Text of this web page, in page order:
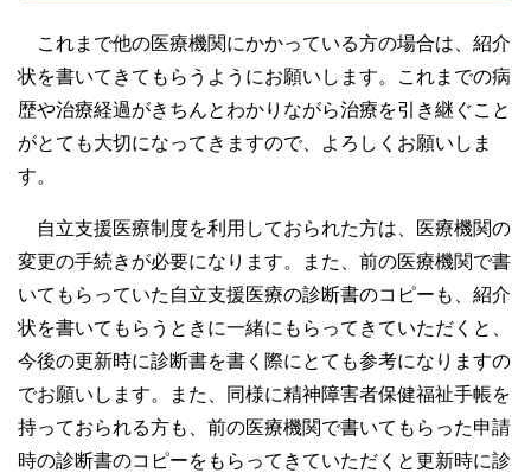
これまで他の医療機関にかかっている方の場合は、紹介
状を書いてきてもらうようにお願いします。これまでの病
歴や治療経過がきちんとわかりながら治療を引き継ぐこと
がとても大切になってきますので、よろしくお願いしま
す。
自立支援医療制度を利用しておられた方は、医療機関の
変更の手続きが必要になります。また、前の医療機関で書
いてもらっていた自立支援医療の診断書のコピーも、紹介
状を書いてもらうときに一緒にもらってきていただくと、
今後の更新時に診断書を書く際にとても参考になりますの
でお願いします。また、同様に精神障害者保健福祉手帳を
持っておられる方も、前の医療機関で書いてもらった申請
時の診断書のコピーをもらってきていただくと更新時に診